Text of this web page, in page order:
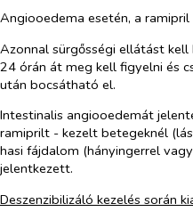
Angiooedema esetén, a
Azonnal sürgősségi ellátást
24 órán át meg kell figyelni és
után bocsátható el.
Intestinalis angiooedemát
ramiprilt - kezelt betegeknél
hasi fájdalom (hányingerrel
jelentkezett.
Deszenzibilizáló kezelés során